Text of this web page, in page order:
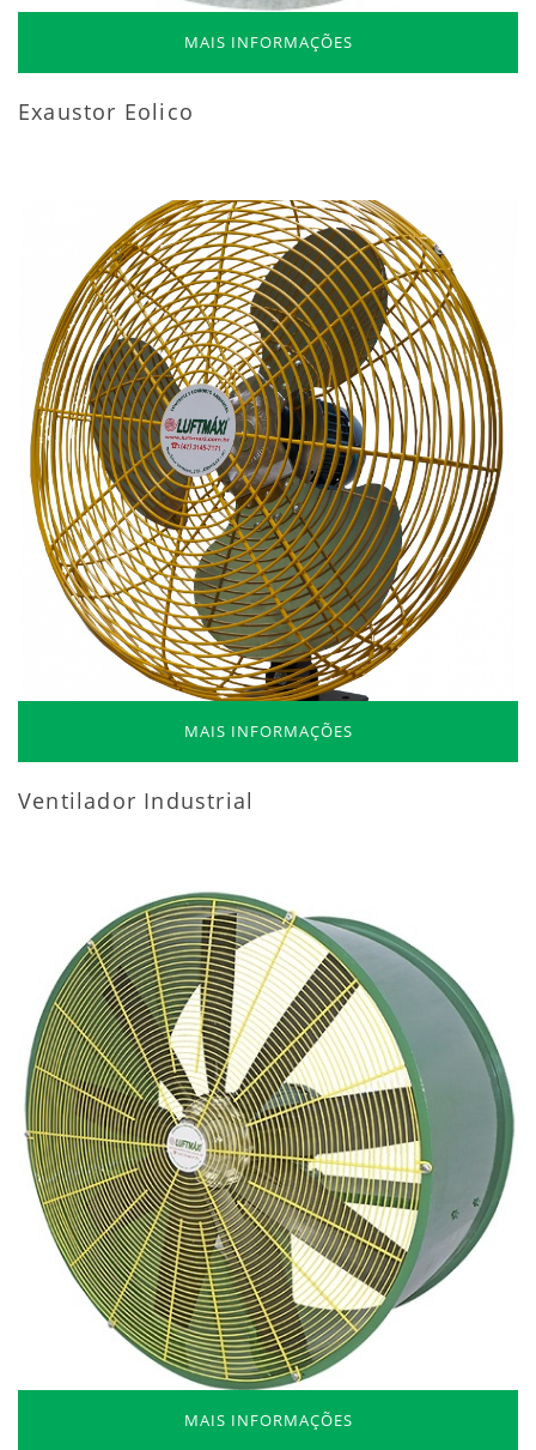
MAIS INFORMAÇÕES
Exaustor Eolico
MAIS INFORMAÇÕES
Ventilador Industrial
MAIS INFORMAÇÕES